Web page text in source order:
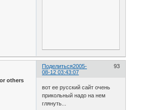
Поделиться 93
2005-
08-12 03:43:07
others
вот ее русский сайт очень
прикольный надо на нем
глянуть...